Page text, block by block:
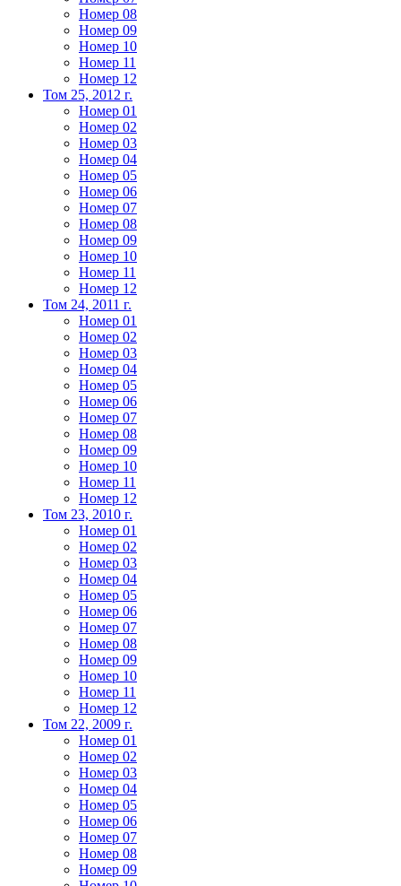
Номер 08
Номер 09
Номер 10
Номер 11
Номер 12
Том 25, 2012 г.
Номер 01
Номер 02
Номер 03
Номер 04
Номер 05
Номер 06
Номер 07
Номер 08
Номер 09
Номер 10
Номер 11
Номер 12
Том 24, 2011 г.
Номер 01
Номер 02
Номер 03
Номер 04
Номер 05
Номер 06
Номер 07
Номер 08
Номер 09
Номер 10
Номер 11
Номер 12
Том 23, 2010 г.
Номер 01
Номер 02
Номер 03
Номер 04
Номер 05
Номер 06
Номер 07
Номер 08
Номер 09
Номер 10
Номер 11
Номер 12
Том 22, 2009 г.
Номер 01
Номер 02
Номер 03
Номер 04
Номер 05
Номер 06
Номер 07
Номер 08
Номер 09